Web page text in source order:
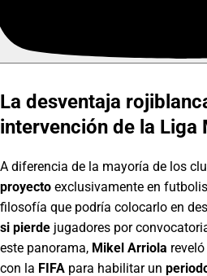
La desventaja
intervención de la Liga
A diferencia de la mayoría de los
proyecto exclusivamente en
filosofía que podría colocarlo en
si pierde jugadores por
este panorama, Mikel Arriola
con la FIFA para habilitar un